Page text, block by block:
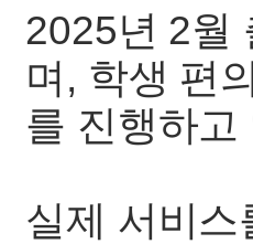
2025년 2월
며, 학생 편
를 진행하고
실제 서비